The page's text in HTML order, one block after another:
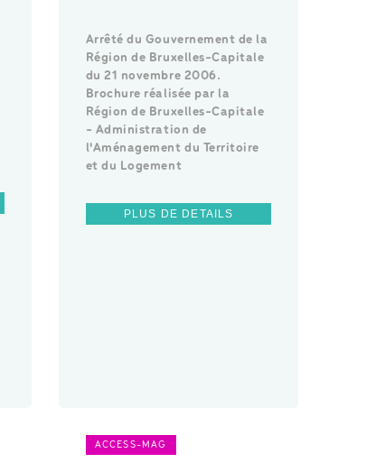
Arrêté du Gouvernement de la
Région de Bruxelles-Capitale
du 21 novembre 2006.
Brochure réalisée par la
Région de Bruxelles-Capitale
- Administration de
l'Aménagement du Territoire
et du Logement
PLUS DE DETAILS
ACCESS-MAG